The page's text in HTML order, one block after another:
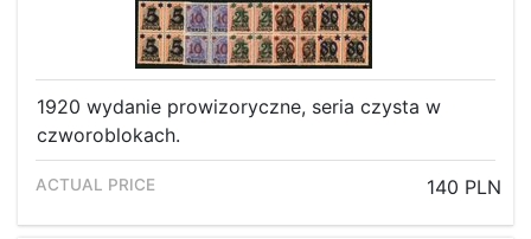
1920 wydanie prowizoryczne, seria czysta w
czworoblokach.
140 PLN